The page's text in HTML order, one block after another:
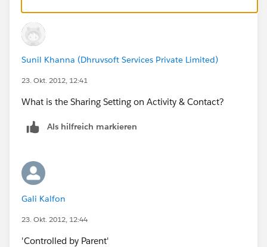
Sunil Khanna (Dhruvsoft Services Private Limited)
23. Okt. 2012, 12:41
What is the Sharing Setting on Activity & Contact?
Als hilfreich markieren
Gali Kalfon
23. Okt. 2012, 12:44
'Controlled by Parent'